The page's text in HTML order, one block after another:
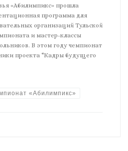
«Абилимпикс» прошла
программа для
организаций Тульской
и мастер-классы
В этом году чемпионат
проекта “Кадры будущего
«Абилимпикс»